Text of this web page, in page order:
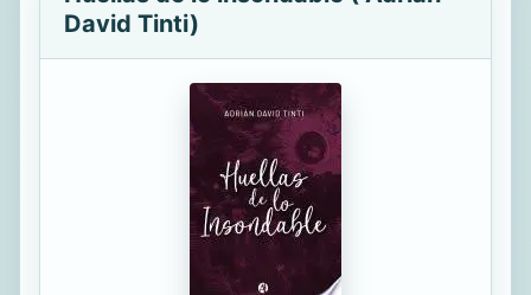
David Tinti)